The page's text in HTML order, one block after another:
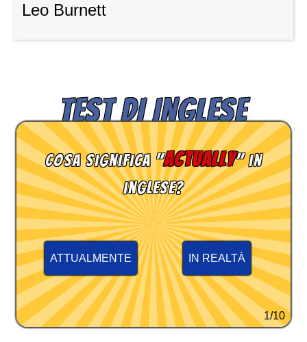
Leo Burnett
TEST DI INGLESE
Cosa significa "actually" in
inglese?
ATTUALMENTE IN REALTÀ
1/10